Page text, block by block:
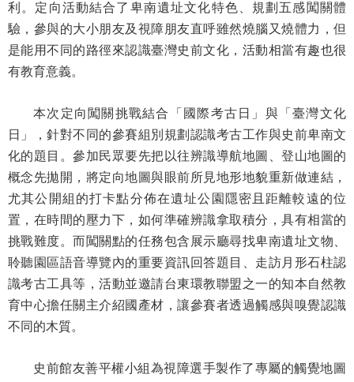
習
探
索
們
便
民
服
務
性
別
平
等
利。定向活動結合了卑南遺址文化特色、規劃五感闖關體
驗，參與的大小朋友及視障朋友直呼雖然燒腦又燒體力，但
是能用不同的路徑來認識臺灣史前文化，活動相當有趣也很
有教育意義。
本次定向闖關挑戰結合「國際考古日」與「臺灣文化
日」，針對不同的參賽組別規劃認識考古工作與史前卑南文
化的題目。參加民眾要先把以往辨識導航地圖、登山地圖的
概念先拋開，將定向地圖與眼前所見地形地貌重新做連結，
尤其公開組的打卡點分佈在遺址公園隱密且距離較遠的位
置，在時間的壓力下，如何準確辨識拿取積分，具有相當的
挑戰難度。而闖關點的任務包含展示廳尋找卑南遺址文物、
聆聽園區語音導覽內的重要資訊回答題目、走訪月形石柱認
識考古工具等，活動並邀請台東環教聯盟之一的知本自然教
育中心擔任關主介紹國產材，讓參賽者透過觸感與嗅覺認識
不同的木質。
史前館友善平權小組為視障選手製作了專屬的觸覺地圖